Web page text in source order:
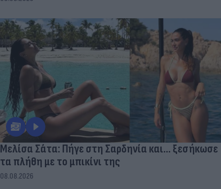
Μελίσα Σάτα: Πήγε στη Σαρδηνία και... ξεσήκωσε
τα πλήθη με το μπικίνι της
08.08.2026